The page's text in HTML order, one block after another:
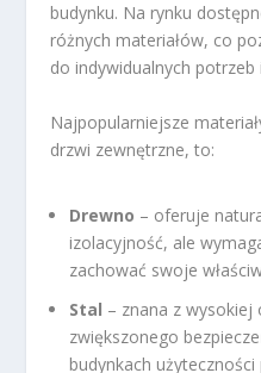
budynku. Na rynku
różnych materiałów, co
do indywidualnych potrzeb
Najpopularniejsze
drzwi zewnętrzne, to:
Drewno – oferuje
izolacyjność, ale
zachować swoje
Stal – znana z wysokiej
zwiększonego
budynkach